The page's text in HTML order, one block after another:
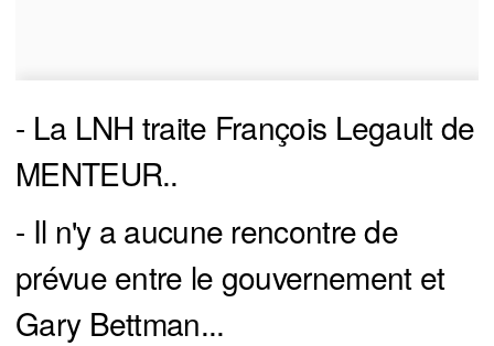
- La LNH traite François Legault de
MENTEUR..
- Il n'y a aucune rencontre de
prévue entre le gouvernement et
Gary Bettman...